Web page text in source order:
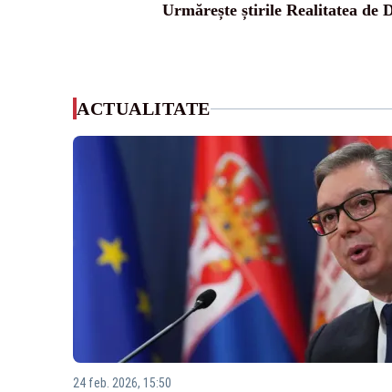
Urmărește știrile Realitatea de
ACTUALITATE
24 feb. 2026, 15:50